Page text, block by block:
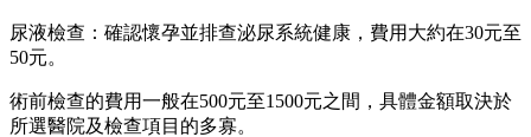
尿液檢查：確認懷孕並排查泌尿系統健康，費用大約在30元至
50元。
術前檢查的費用一般在500元至1500元之間，具體金額取決於
所選醫院及檢查項目的多寡。